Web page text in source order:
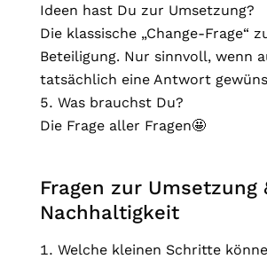
Ideen hast Du zur Umsetzung?
Die klassische „Change-Frage“
Beteiligung. Nur sinnvoll, wenn
tatsächlich eine Antwort
Was brauchst Du?
Die Frage aller Fragen🤩
Fragen zur Umsetzung
Nachhaltigkeit
Welche kleinen Schritte